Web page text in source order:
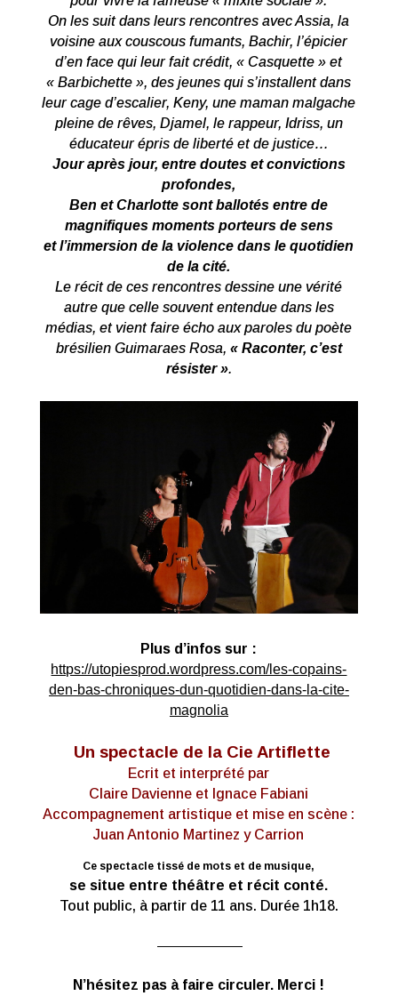
On les suit dans leurs rencontres avec Assia, la
voisine aux couscous fumants, Bachir, l’épicier
d’en face qui leur fait crédit, « Casquette » et
« Barbichette », des jeunes qui s’installent dans
leur cage d’escalier, Keny, une maman malgache
pleine de rêves, Djamel, le rappeur, Idriss, un
éducateur épris de liberté et de justice…
Jour après jour, entre doutes et convictions
profondes,
Ben et Charlotte sont ballotés entre de
magnifiques moments porteurs de sens
et l’immersion de la violence dans le quotidien
de la cité.
Le récit de ces rencontres dessine une vérité
autre que celle souvent entendue dans les
médias, et vient faire écho aux paroles du poète
brésilien Guimaraes Rosa, « Raconter, c’est
résister ».
Plus d’infos sur :
https://utopiesprod.wordpress.com/les-copains-
den-bas-chroniques-dun-quotidien-dans-la-cite-
magnolia
Un spectacle de la Cie Artiflette
Ecrit et interprété par
Claire Davienne et Ignace Fabiani
Accompagnement artistique et mise en scène :
Juan Antonio Martinez y Carrion
Ce spectacle tissé de mots et de musique,
se situe entre théâtre et récit conté.
Tout public, à partir de 11 ans. Durée 1h18.
————————
N’hésitez pas à faire circuler. Merci !